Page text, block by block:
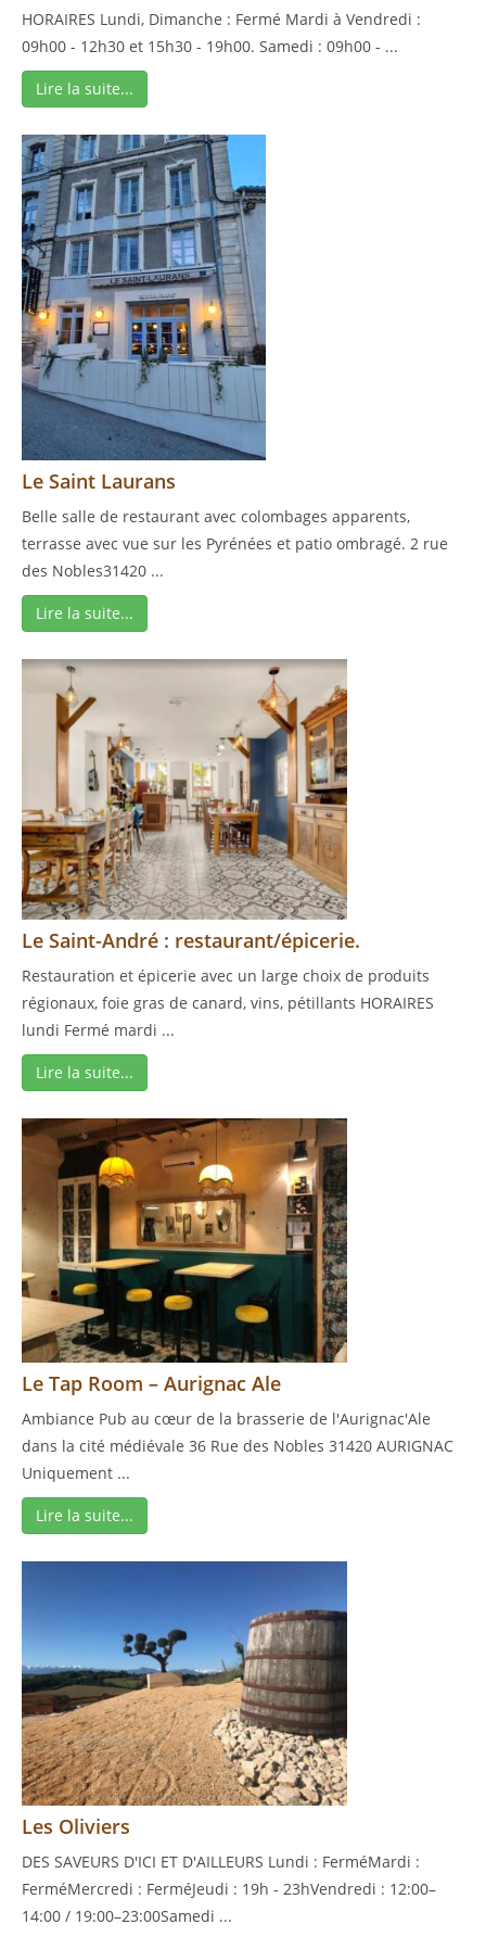
HORAIRES Lundi, Dimanche : Fermé Mardi à Vendredi :
09h00 - 12h30 et 15h30 - 19h00. Samedi : 09h00 - ...
Lire la suite...
Le Saint Laurans
Belle salle de restaurant avec colombages apparents,
terrasse avec vue sur les Pyrénées et patio ombragé. 2 rue
des Nobles31420 ...
Lire la suite...
Le Saint-André : restaurant/épicerie.
Restauration et épicerie avec un large choix de produits
régionaux, foie gras de canard, vins, pétillants HORAIRES
lundi Fermé mardi ...
Lire la suite...
Le Tap Room – Aurignac Ale
Ambiance Pub au cœur de la brasserie de l'Aurignac'Ale
dans la cité médiévale 36 Rue des Nobles 31420 AURIGNAC
Uniquement ...
Lire la suite...
Les Oliviers
DES SAVEURS D'ICI ET D'AILLEURS Lundi : FerméMardi :
FerméMercredi : FerméJeudi : 19h - 23hVendredi : 12:00–
14:00 / 19:00–23:00Samedi ...